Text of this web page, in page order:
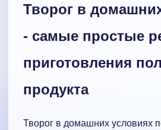
Творог в
- самые простые
приготовления
продукта
Творог в домашних условиях